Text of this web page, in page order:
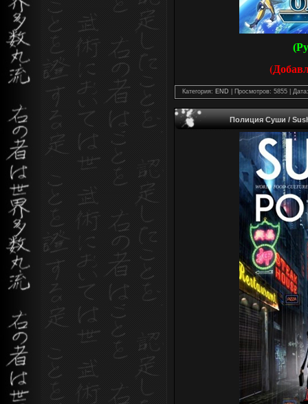
Категория: END | Просмотров: 5855 |
Полиция Суши /